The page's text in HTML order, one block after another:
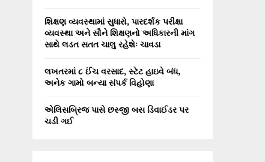
શિક્ષણ વ્યવસ્થામાં સુધારો, પારદર્શક પરીક્ષા
વ્યવસ્થા અને સૌને શિક્ષણનો અધિકારની માંગ
સાથે લડત સતત ચાલુ રહેશેઃ ચાવડા
લખતરમાં ૮ ઈંચ વરસાદ, સ્ટેટ હાઇવે બંધ,
અનેક ગામો બન્યા સંપર્ક વિહોણા
એલિસબ્રિજ પાસે છસ્જી બસ ડિવાઈડર પર
ચડી ગઈ